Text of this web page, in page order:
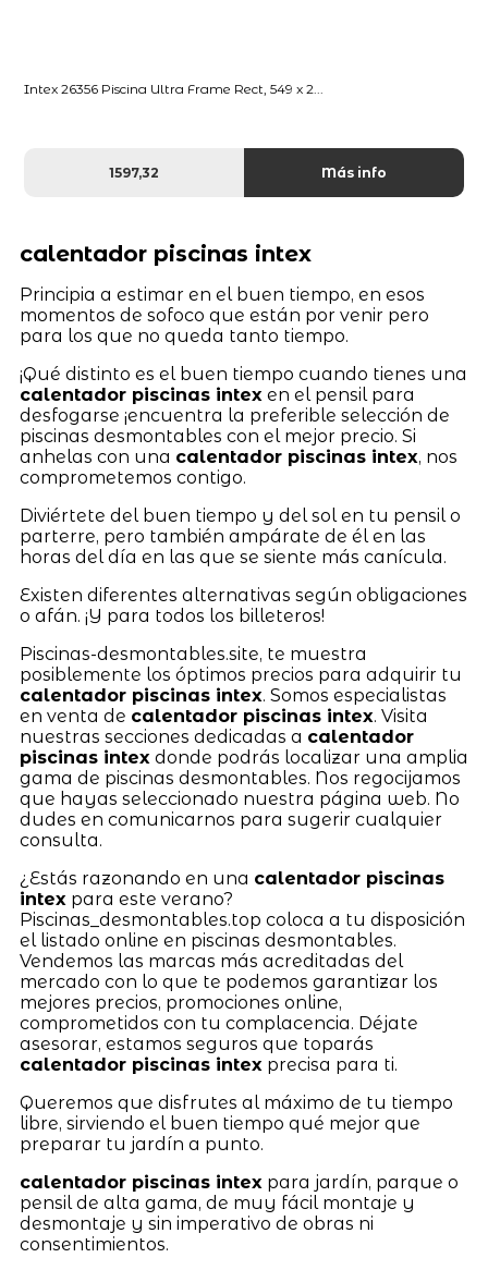
Intex 26356 Piscina Ultra Frame Rect, 549 x 2...
1597,32 Más info
calentador piscinas intex
Principia a estimar en el buen tiempo, en esos
momentos de sofoco que están por venir pero
para los que no queda tanto tiempo.
¡Qué distinto es el buen tiempo cuando tienes una
calentador piscinas intex en el pensil para
desfogarse ¡encuentra la preferible selección de
piscinas desmontables con el mejor precio. Si
anhelas con una calentador piscinas intex, nos
comprometemos contigo.
Diviértete del buen tiempo y del sol en tu pensil o
parterre, pero también ampárate de él en las
horas del día en las que se siente más canícula.
Existen diferentes alternativas según obligaciones
o afán. ¡Y para todos los billeteros!
Piscinas-desmontables.site, te muestra
posiblemente los óptimos precios para adquirir tu
calentador piscinas intex. Somos especialistas
en venta de calentador piscinas intex. Visita
nuestras secciones dedicadas a calentador
piscinas intex donde podrás localizar una amplia
gama de piscinas desmontables. Nos regocijamos
que hayas seleccionado nuestra página web. No
dudes en comunicarnos para sugerir cualquier
consulta.
¿Estás razonando en una calentador piscinas
intex para este verano?
Piscinas_desmontables.top coloca a tu disposición
el listado online en piscinas desmontables.
Vendemos las marcas más acreditadas del
mercado con lo que te podemos garantizar los
mejores precios, promociones online,
comprometidos con tu complacencia. Déjate
asesorar, estamos seguros que toparás
calentador piscinas intex precisa para ti.
Queremos que disfrutes al máximo de tu tiempo
libre, sirviendo el buen tiempo qué mejor que
preparar tu jardín a punto.
calentador piscinas intex para jardín, parque o
pensil de alta gama, de muy fácil montaje y
desmontaje y sin imperativo de obras ni
consentimientos.